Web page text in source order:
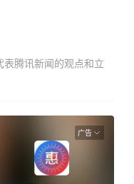
表腾讯新闻的观点和立
广告